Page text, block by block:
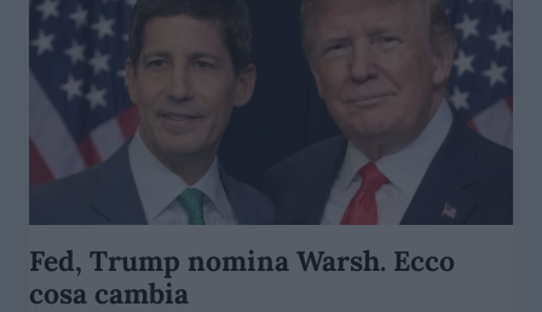
Fed, Trump nomina Warsh. Ecco
cosa cambia